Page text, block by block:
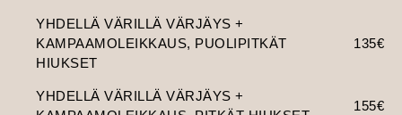
YHDELLÄ VÄRILLÄ VÄRJÄYS +
KAMPAAMOLEIKKAUS, PUOLIPITKÄT
HIUKSET
135€
YHDELLÄ VÄRILLÄ VÄRJÄYS +
155€